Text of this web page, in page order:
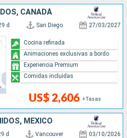
CANADÁ
d San Diego 27/03/2027
US$ 2,606 +Tasas
Cocina refinada
Animaciones exclusivas a bordo
Experiencia Premium
Comidas incluidas
MÉXICO
d Vancouver 03/10/2026